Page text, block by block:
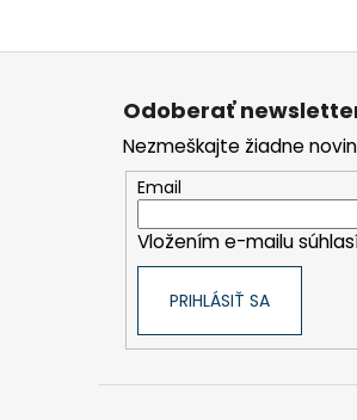
Z
Odoberať
Nezmeškajte žiadne
Email
Vložením e-mailu
PRIHLÁSIŤ SA